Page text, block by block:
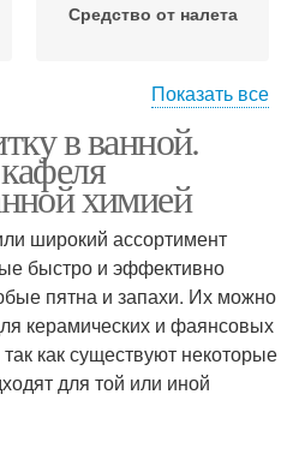
Средство от налета
Щелочное средство
Моющие средства
Показать все
в ванной.
химией
широкий ассортимент
быстро и эффективно
пятна и запахи. Их можно
керамических и фаянсовых
как существуют некоторые
для той или иной